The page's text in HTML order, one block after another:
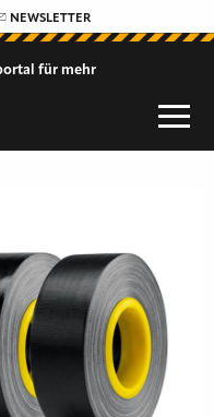
NEWSLETTER
für mehr